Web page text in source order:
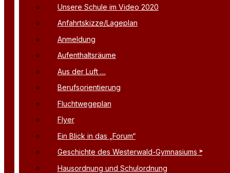
Unsere Schule im Video 2020
Anfahrtskizze/Lageplan
Anmeldung
Aufenthaltsräume
Aus der Luft …
Berufsorientierung
Fluchtwegeplan
Flyer
Ein Blick in das „Forum“
Geschichte des Westerwald-Gymnasiums
Hausordnung und Schulordnung